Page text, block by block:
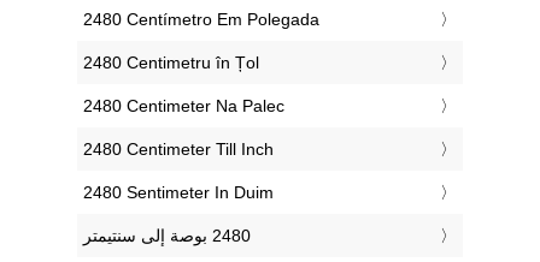
‎2480 Centímetro Em Polegada
‎2480 Centimetru în Țol
‎2480 Centimeter Na Palec
‎2480 Centimeter Till Inch
‎2480 Sentimeter In Duim